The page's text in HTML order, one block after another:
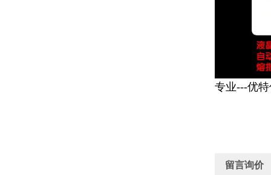
专业---优
留言询价